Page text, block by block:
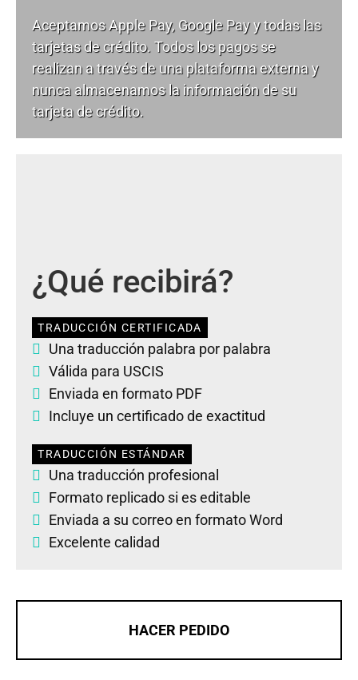
Aceptamos Apple Pay, Google Pay y todas las
tarjetas de crédito. Todos los pagos se
realizan a través de una plataforma externa y
nunca almacenamos la información de su
tarjeta de crédito.
¿Qué recibirá?
TRADUCCIÓN CERTIFICADA
Una traducción palabra por palabra
Válida para USCIS
Enviada en formato PDF
Incluye un certificado de exactitud
TRADUCCIÓN ESTÁNDAR
Una traducción profesional
Formato replicado si es editable
Enviada a su correo en formato Word
Excelente calidad
HACER PEDIDO